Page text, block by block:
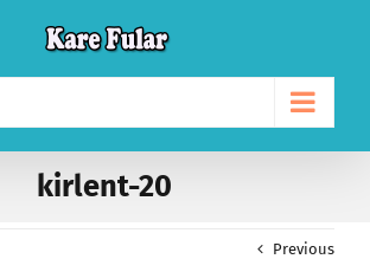
kirlent-20
Previous